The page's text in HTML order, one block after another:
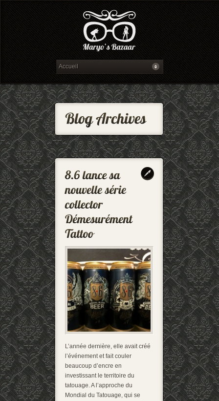
L’année dernière, elle avait créé
l’événement et fait couler
beaucoup d’encre en
investissant le territoire du
tatouage. A l’approche du
Mondial du Tatouage, qui se